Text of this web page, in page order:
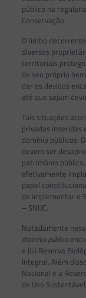
público na
Conservação.
O limbo
diversos
territoriais
de seu próprio
dar os devidos
até que sejam
Tais situações
privadas inseridas
domínio públicos.
devem ser
patrimônio
efetivamente
papel
de implementar o
– SNUC.
Notadamente
domínio público
e (iii) Reserva
Integral. Além
Nacional e a
de Uso Sustentável.